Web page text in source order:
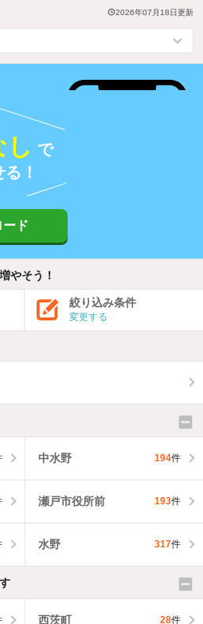
2026年07月18日更新
し で
！
ード
やそう！
絞り込み条件
変更する
中水野 194件
瀬戸市役所前 193件
水野 317件
西茨町 28件